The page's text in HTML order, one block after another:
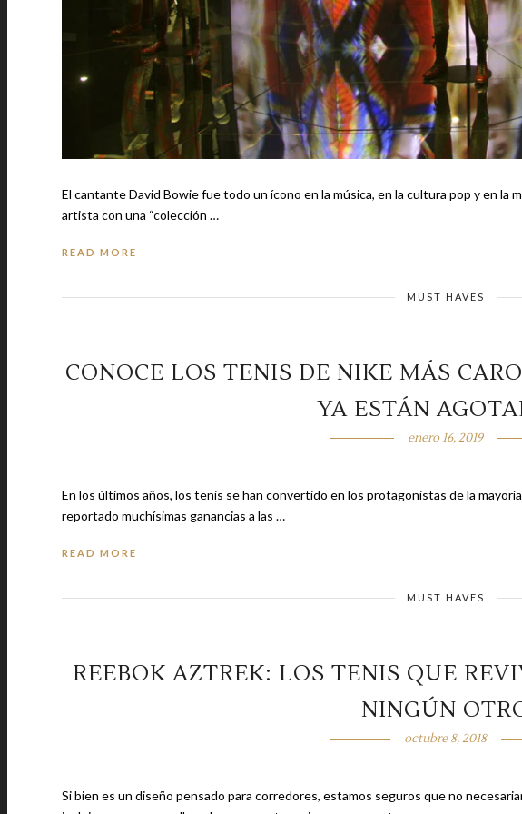
El cantante David Bowie fue todo un ícono en la música, en la cultura pop y en la moda. Por esto, Vans ha decidido rendirle
artista con una “colección …
READ MORE
MUST HAVES
CONOCE LOS TENIS DE NIKE MÁS
YA ESTÁN
enero 16, 2019
En los últimos años, los tenis se han convertido en los protagonistas de la
reportado muchísimas ganancias a las …
READ MORE
MUST HAVES
REEBOK AZTREK: LOS TENIS QUE
NINGÚN
octubre 8, 2018
Si bien es un diseño pensado para corredores, estamos seguros que no necesariamente le